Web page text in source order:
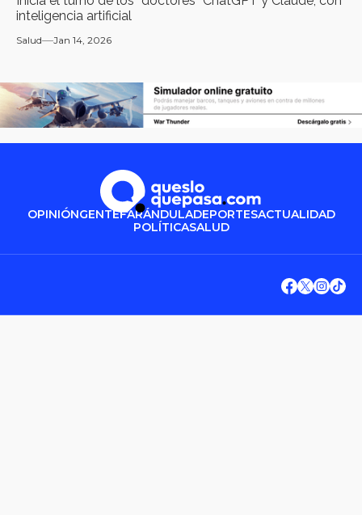
inteligencia artificial
Salud Jan 14, 2026
OPINIÓNGENTEFARÁNDULADEPORTESACTUALIDAD
POLÍTICASALUD